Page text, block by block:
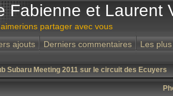
Fabienne et Laurent
partager avec vous
ajouts Derniers commentaires Les
Subaru Meeting 2011 sur le circuit des Ecuyers